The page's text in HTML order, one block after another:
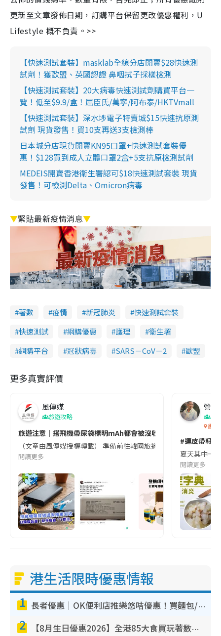
更新至文章發佈日期，訂購平台保留更改優惠權利，U
Lifestyle 概不負責。>>
【快速測試套裝】masklab全線分店開賣$28快速測
試劑！獲歐盟、英國認證 鼻咽拭子採樣檢測
【快速測試套裝】20大病毒快速測試劑購買平台一
覽！低至$9.9/盒！屈臣氏/萬寧/阿布泰/HKTVmall
【快速測試套裝】深水埗電子特賣城$15快速抗原測
試劑 現貨發售！買10支再送3支檢測棒
日本城分店現貨開賣KN95口罩+快速測試套裝優
惠！$128買到成人立體口罩2盒+5支抗原檢測試劑
MEDEIS開賣香港衛生署認可$18快速測試套裝 現貨
發售！可檢測Delta、Omicron病毒
▼緊貼最新疫情消息▼
著數 疫情 新冠肺炎
快速測試套裝
快速測試
網購優惠 護理
衞生署
網購平台
冠狀病毒 SARS－CoV－2 歐盟
更多真實評價
風傳媒
旅遊攻略
旅遊注意｜搭飛機帶尿袋標明mAh都會被沒收😱出發前切記檢查
（文章由風傳媒授權轉載） 準備前往韓國旅遊的民眾，近期要
閱讀更多
營養
香港
#連皮帶籽
夏天其中一
閱讀更多
港生活限時優惠情報
1 長者優惠｜OK便利店推樂悠咭優惠！買麵包/牛奶/保健品拍卡即減
2 【8月生日優惠2026】全港85大食買玩著數攻略 自助餐/火鍋放題同行免費＋誠品/DONKI送現金券